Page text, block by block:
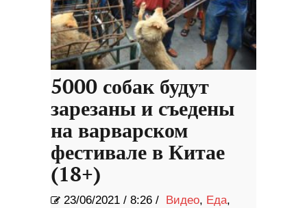
5000 собак будут
зарезаны и съедены
на варварском
фестивале в Китае
(18+)
23/06/2021 / 8:26 / Видео, Еда,